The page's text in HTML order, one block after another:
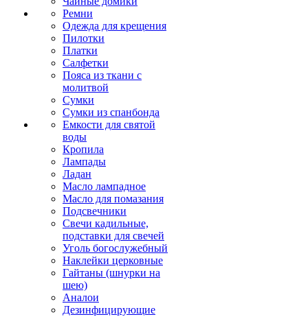
Ремни
Одежда для крещения
Пилотки
Платки
Салфетки
Пояса из ткани с
молитвой
Сумки
Сумки из спанбонда
Емкости для святой
воды
Кропила
Лампады
Ладан
Масло лампадное
Масло для помазания
Подсвечники
Свечи кадильные,
подставки для свечей
Уголь богослужебный
Наклейки церковные
Гайтаны (шнурки на
шею)
Аналои
Дезинфицирующие